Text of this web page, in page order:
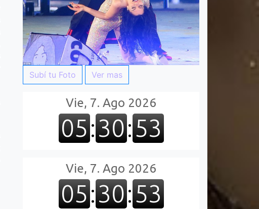
Subí tu Foto Ver mas